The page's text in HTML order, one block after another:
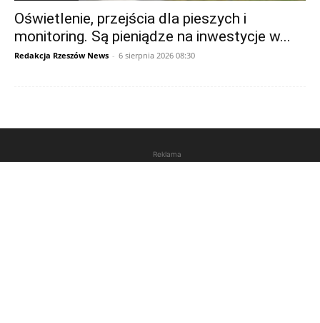
Oświetlenie, przejścia dla pieszych i
monitoring. Są pieniądze na inwestycje w...
Redakcja Rzeszów News - 6 sierpnia 2026 08:30
Reklama